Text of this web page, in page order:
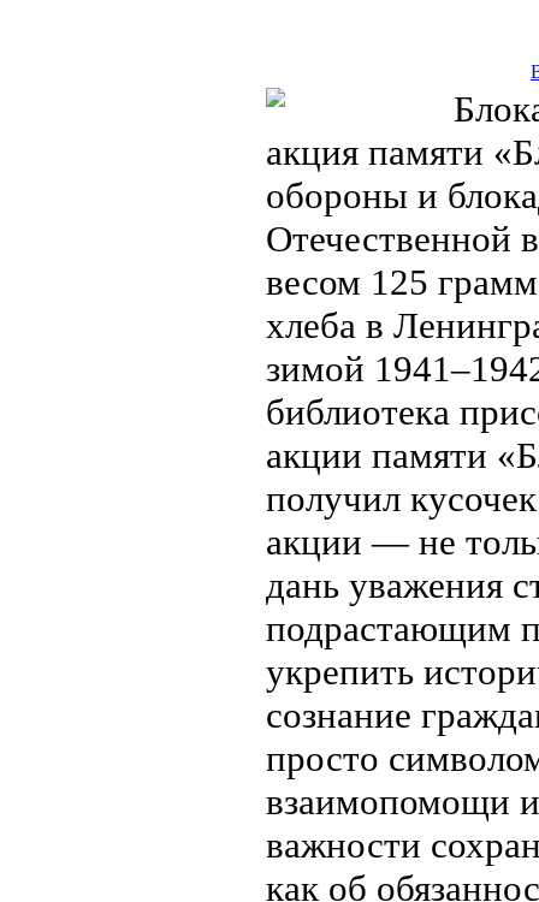
акция памяти
обороны и
Отечественной
весом 125
хлеба в
зимой
библиотека
акции памяти
получил
акции — не
дань уважения
подрастающим
укрепить
сознание
просто
взаимопомощи
важности
как об